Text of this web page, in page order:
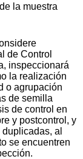
la muestra
de Control
inspeccionará
la realización
o agrupación
de semilla
de control en
y postcontrol, y
al
se encuentren